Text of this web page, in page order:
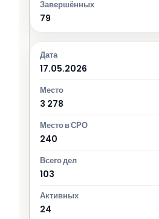
79
17.05.2026
3 278
240
103
24